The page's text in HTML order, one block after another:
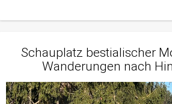
Schauplatz bestialischer
Wanderungen nach